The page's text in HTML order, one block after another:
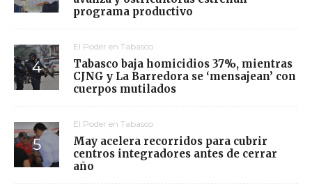
programa productivo
El Poder en Tabasco
Tabasco baja homicidios 37%, mientras
CJNG y La Barredora se ‘mensajean’ con
cuerpos mutilados
El Poder en Tabasco
May acelera recorridos para cubrir
centros integradores antes de cerrar
año